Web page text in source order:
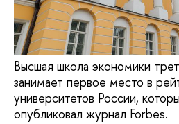
Высшая школа экономики
занимает первое место в
университетов России,
опубликовал журнал Forbes.